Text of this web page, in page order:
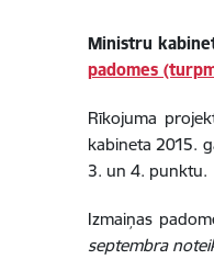
Ministru
padomes
Rīkojuma
kabineta 2015.
3. un 4. punktu.
Izmaiņas
septembra